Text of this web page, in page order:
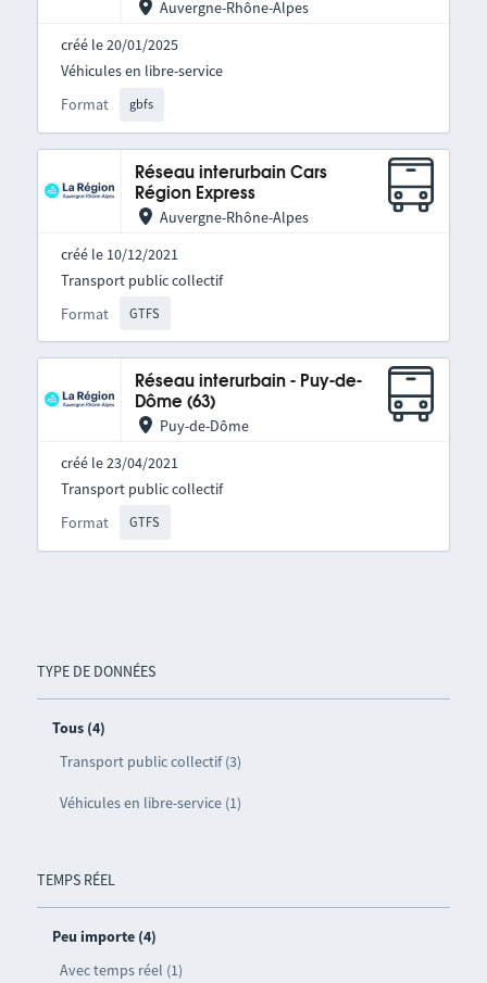
TYPE DE DONNÉES
Tous (4)
Transport public collectif (3)
Véhicules en libre-service (1)
TEMPS RÉEL
Peu importe (4)
Avec temps réel (1)
Auvergne-Rhône-Alpes
créé le 20/01/2025
Format gbfs
Véhicules en libre-service
Réseau interurbain Cars
Région Express
Auvergne-Rhône-Alpes
créé le 10/12/2021
Format GTFS
Transport public collectif
Réseau interurbain - Puy-de-
Dôme (63)
Puy-de-Dôme
créé le 23/04/2021
Format GTFS
Transport public collectif